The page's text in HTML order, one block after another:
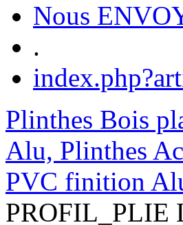
Nous
.
Plinthes Bois
Alu, Plinthes
PVC finition
PROFIL_PLIE